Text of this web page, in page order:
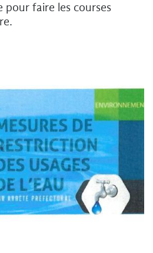
pour faire les courses